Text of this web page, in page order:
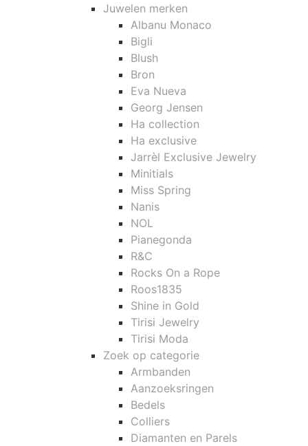
Juwelen merken
Albanu Monaco
Bigli
Blush
Bron
Eva Nueva
Georg Jensen
Ha collection
Ha exclusive
Jarrèl Exclusive Jewelry
Minitials
Miss Spring
Nanis
NOL
Pianegonda
R&C
Rocks On a Rope
Roos1835
Shine in Gold
Tirisi Jewelry
Tirisi Moda
Zoek op categorie
Armbanden
Aanzoeksringen
Bedels
Colliers
Diamanten en Parels